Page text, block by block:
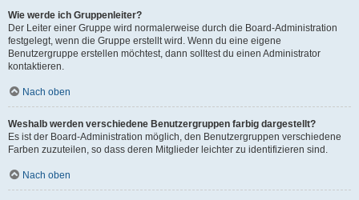
Wie werde ich Gruppenleiter?
Der Leiter einer Gruppe wird normalerweise durch die Board-Administration
festgelegt, wenn die Gruppe erstellt wird. Wenn du eine eigene
Benutzergruppe erstellen möchtest, dann solltest du einen Administrator
kontaktieren.
Nach oben
Weshalb werden verschiedene Benutzergruppen farbig dargestellt?
Es ist der Board-Administration möglich, den Benutzergruppen verschiedene
Farben zuzuteilen, so dass deren Mitglieder leichter zu identifizieren sind.
Nach oben